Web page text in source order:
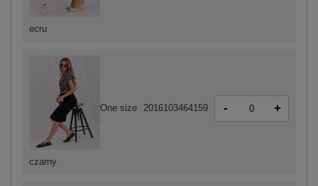
czarny
One size 2016103464159 - +
ecru